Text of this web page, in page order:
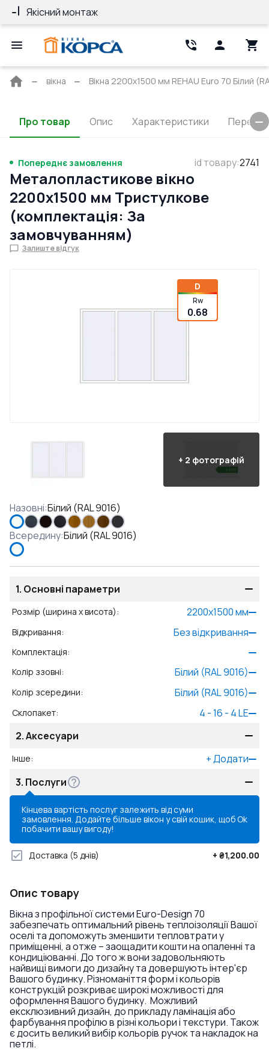
Якісний монтаж
Головна
вікна Вікна 2200x1500 мм REHAU Euro 70 Білий
Про товар Опис Характеристики
Попереднє замовлення id товару:2741
Металопластикове вікно
2200x1500 мм Тристулкове
(комплектація: За
замовчуванням)
Залиште відгук
D
Rw
0.68
+ 2 фотографій
Назовні:Білий (RAL 9016)
Всередину:Білий (RAL 9016)
1. Основні параметри
Розмір (ширина x висота): 2200x1500мм
Відкривання: Без відкривання
Комплектація:
Колір ззовні: Білий (RAL 9016)
Колір зсередини: Білий (RAL 9016)
Склопакет:
4 - 16 - 4 LE
2.Аксесуари
Інше: +Додати
3. Послуги
Кінцева вартість послуг залежить від суми
замовлення. Додайте більше вікон у свій кошик, щоб
побачити вашу вигоду!
Ok
Доставка (5 днів) + ₴1,200.00
Опис товару
Вікна з профільної системи Euro-Design 70
забезпечать оптимальний рівень теплоізоляції Вашої
оселі та допоможуть зменшити тепловтрати у
приміщенні, а отже – заощадити кошти на опаленні та
кондиціюванні. До того ж вони задовольняють
найвищі вимоги до дизайну та довершують інтер'єр
Вашого будинку. Різноманіття форм і кольорів
конструкцій розкриває широкі можливості для
оформлення Вашого будинку. Можливий
ексклюзивний дизайн, до прикладу ламінація або
фарбування профілю в різні кольори і текстури. Також
є досить великий вибір кольорів ручок та накладок на
петлі.